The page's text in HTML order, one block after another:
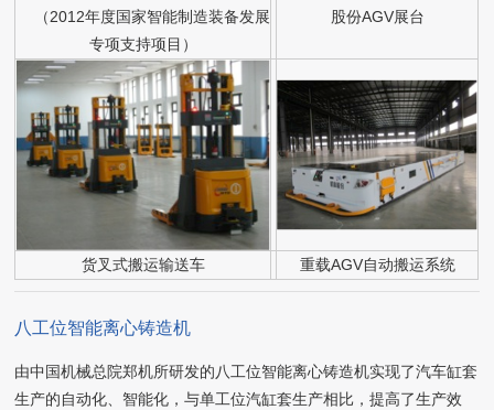
（2012年度国家智能制造装备发展
专项支持项目）
股份AGV展台
货叉式搬运输送车 重载AGV自动搬运系统
八工位智能离心铸造机
由中国机械总院郑机所研发的八工位智能离心铸造机实现了汽车缸套
生产的自动化、智能化，与单工位汽缸套生产相比，提高了生产效